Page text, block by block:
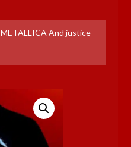
METALLICA And justice